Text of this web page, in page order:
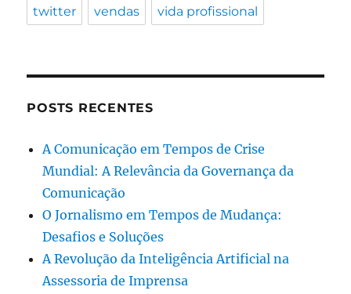
twitter vendas vida profissional
POSTS RECENTES
A Comunicação em Tempos de Crise
Mundial: A Relevância da Governança da
Comunicação
O Jornalismo em Tempos de Mudança:
Desafios e Soluções
A Revolução da Inteligência Artificial na
Assessoria de Imprensa